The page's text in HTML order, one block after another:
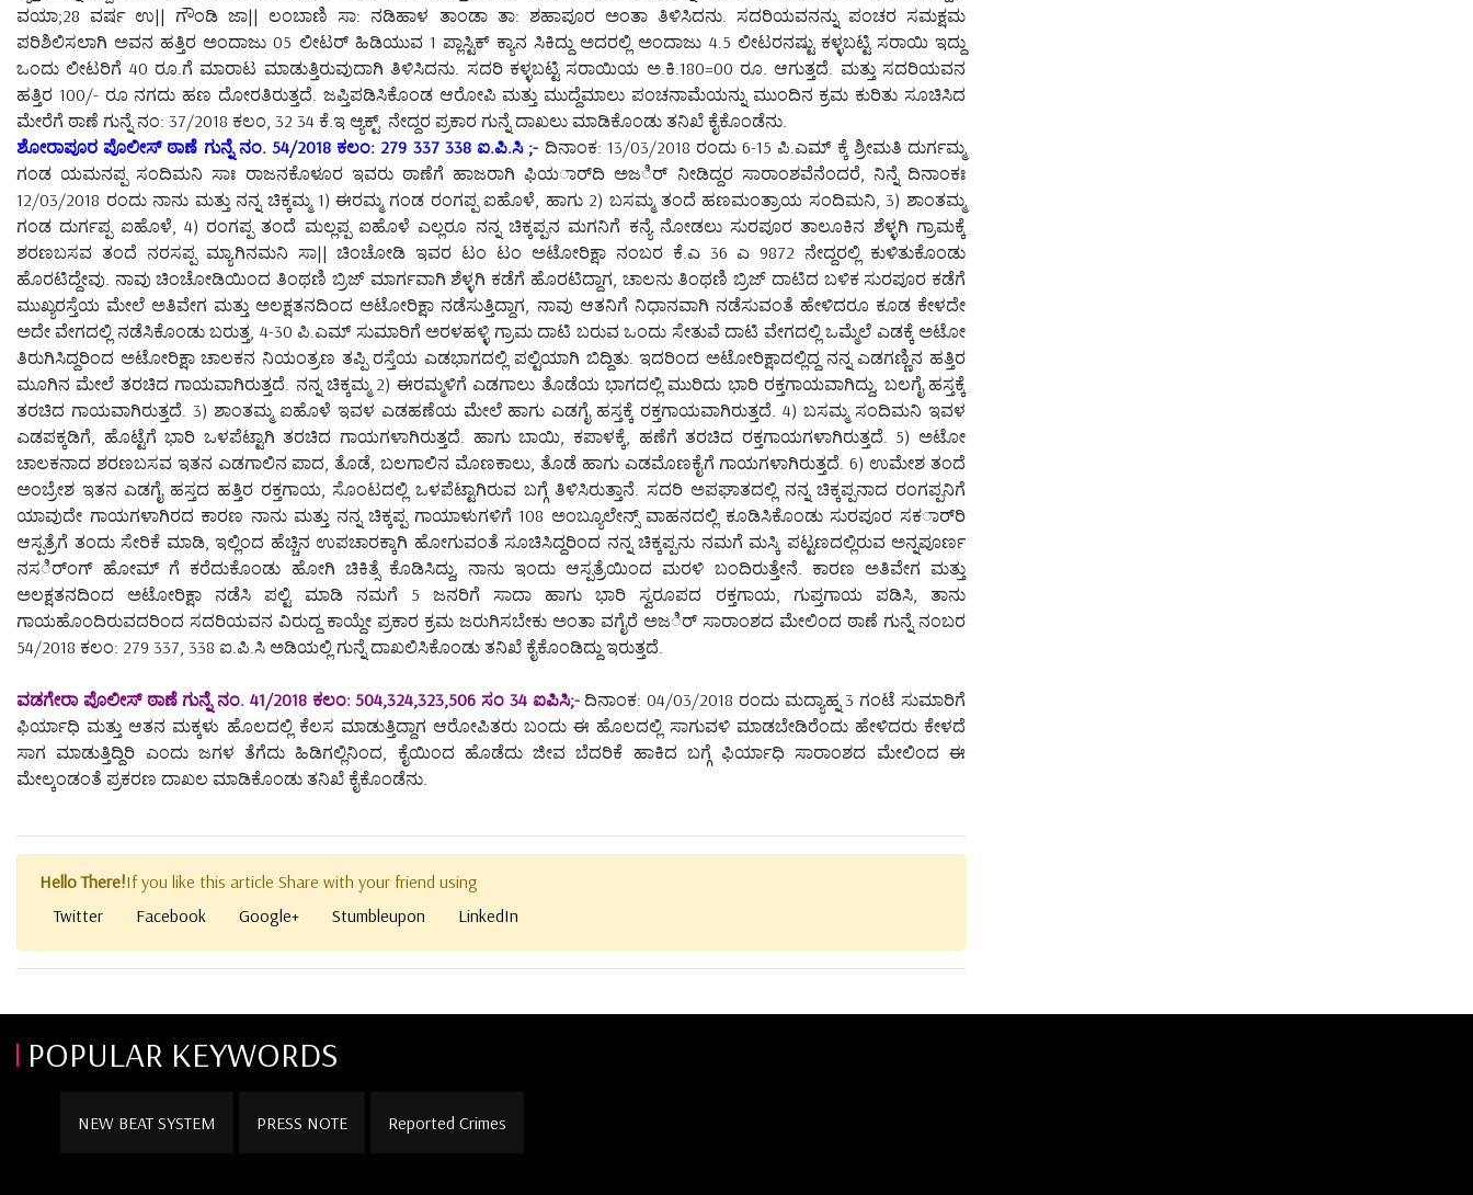
ವಯಾ;28 ವರ್ಷ ಉ|| ಗೌಂಡಿ ಜಾ|| ಲಂಬಾಣಿ ಸಾ: ನಡಿಹಾಳ ತಾಂಡಾ ತಾ: ಶಹಾಪೂರ ಅಂತಾ ತಿಳಿಸಿದನು. ಸದರಿಯವನನ್ನು ಪಂಚರ ಸಮಕ್ಷಮ
ಪರಿಶಿಲಿಸಲಾಗಿ ಅವನ ಹತ್ತಿರ ಅಂದಾಜು 05 ಲೀಟರ್ ಹಿಡಿಯುವ 1 ಪ್ಲಾಸ್ಟಿಕ್ ಕ್ಯಾನ ಸಿಕಿದ್ದು ಅದರಲ್ಲಿ ಅಂದಾಜು 4.5 ಲೀಟರನಷ್ಟು ಕಳ್ಳಬಟ್ಟಿ ಸರಾಯಿ ಇದ್ದು
ಒಂದು ಲೀಟರಿಗೆ 40 ರೂ.ಗೆ ಮಾರಾಟ ಮಾಡುತ್ತಿರುವುದಾಗಿ ತಿಳಿಸಿದನು. ಸದರಿ ಕಳ್ಳಬಟ್ಟಿ ಸರಾಯಿಯ ಅ.ಕಿ.180=00 ರೂ. ಆಗುತ್ತದೆ. ಮತ್ತು ಸದರಿಯವನ
ಹತ್ತಿರ 100/- ರೂ ನಗದು ಹಣ ದೋರತಿರುತ್ತದೆ. ಜಪ್ತಿಪಡಿಸಿಕೊಂಡ ಆರೋಪಿ ಮತ್ತು ಮುದ್ದೆಮಾಲು ಪಂಚನಾಮೆಯನ್ನು ಮುಂದಿನ ಕ್ರಮ ಕುರಿತು ಸೂಚಿಸಿದ
ಮೇರೆಗೆ ಠಾಣೆ ಗುನ್ನೆ ನಂ: 37/2018 ಕಲಂ, 32 34 ಕೆ.ಇ ಆ್ಯಕ್ಟ್ ನೇದ್ದರ ಪ್ರಕಾರ ಗುನ್ನೆ ದಾಖಲು ಮಾಡಿಕೊಂಡು ತನಿಖೆ ಕೈಕೊಂಡೆನು.
ಶೋರಾಪೂರ ಪೊಲೀಸ್ ಠಾಣೆ ಗುನ್ನೆ ನಂ. 54/2018 ಕಲಂ: 279 337 338 ಐ.ಪಿ.ಸಿ ;- ದಿನಾಂಕ: 13/03/2018 ರಂದು 6-15 ಪಿ.ಎಮ್ ಕ್ಕೆ ಶ್ರೀಮತಿ ದುರ್ಗಮ್ಮ
ಗಂಡ ಯಮನಪ್ಪ ಸಂದಿಮನಿ ಸಾಃ ರಾಜನಕೊಳೂರ ಇವರು ಠಾಣೆಗೆ ಹಾಜರಾಗಿ ಫಿಯರ್ಾದಿ ಅಜರ್ಿ ನೀಡಿದ್ದರ ಸಾರಾಂಶವೆನೆಂದರೆ, ನಿನ್ನೆ ದಿನಾಂಕಃ
12/03/2018 ರಂದು ನಾನು ಮತ್ತು ನನ್ನ ಚಿಕ್ಕಮ್ಮ 1) ಈರಮ್ಮ ಗಂಡ ರಂಗಪ್ಪ ಐಹೊಳೆ, ಹಾಗು 2) ಬಸಮ್ಮ ತಂದೆ ಹಣಮಂತ್ರಾಯ ಸಂದಿಮನಿ, 3) ಶಾಂತಮ್ಮ
ಗಂಡ ದುರ್ಗಪ್ಪ ಐಹೊಳೆ, 4) ರಂಗಪ್ಪ ತಂದೆ ಮಲ್ಲಪ್ಪ ಐಹೊಳೆ ಎಲ್ಲರೂ ನನ್ನ ಚಿಕ್ಕಪ್ಪನ ಮಗನಿಗೆ ಕನ್ಯೆ ನೋಡಲು ಸುರಪೂರ ತಾಲೂಕಿನ ಶೆಳ್ಳಗಿ ಗ್ರಾಮಕ್ಕೆ
ಶರಣಬಸವ ತಂದೆ ನರಸಪ್ಪ ಮ್ಯಾಗಿನಮನಿ ಸಾ|| ಚಿಂಚೋಡಿ ಇವರ ಟಂ ಟಂ ಅಟೋರಿಕ್ಷಾ ನಂಬರ ಕೆ.ಎ 36 ಎ 9872 ನೇದ್ದರಲ್ಲಿ ಕುಳಿತುಕೊಂಡು
ಹೊರಟಿದ್ದೇವು. ನಾವು ಚಿಂಚೋಡಿಯಿಂದ ತಿಂಥಣಿ ಬ್ರಿಜ್ ಮಾರ್ಗವಾಗಿ ಶೆಳ್ಳಗಿ ಕಡೆಗೆ ಹೊರಟಿದ್ದಾಗ, ಚಾಲನು ತಿಂಥಣಿ ಬ್ರಿಜ್ ದಾಟಿದ ಬಳಿಕ ಸುರಪೂರ ಕಡೆಗೆ
ಮುಖ್ಯರಸ್ತೆಯ ಮೇಲೆ ಅತಿವೇಗ ಮತ್ತು ಅಲಕ್ಷತನದಿಂದ ಅಟೋರಿಕ್ಷಾ ನಡೆಸುತ್ತಿದ್ದಾಗ, ನಾವು ಆತನಿಗೆ ನಿಧಾನವಾಗಿ ನಡೆಸುವಂತೆ ಹೇಳಿದರೂ ಕೂಡ ಕೇಳದೇ
ಅದೇ ವೇಗದಲ್ಲಿ ನಡೆಸಿಕೊಂಡು ಬರುತ್ತ, 4-30 ಪಿ.ಎಮ್ ಸುಮಾರಿಗೆ ಅರಳಹಳ್ಳಿ ಗ್ರಾಮ ದಾಟಿ ಬರುವ ಒಂದು ಸೇತುವೆ ದಾಟಿ ವೇಗದಲ್ಲಿ ಒಮ್ಮೆಲೆ ಎಡಕ್ಕೆ ಅಟೋ
ತಿರುಗಿಸಿದ್ದರಿಂದ ಅಟೋರಿಕ್ಷಾ ಚಾಲಕನ ನಿಯಂತ್ರಣ ತಪ್ಪಿ ರಸ್ತೆಯ ಎಡಭಾಗದಲ್ಲಿ ಪಲ್ಟಿಯಾಗಿ ಬಿದ್ದಿತು. ಇದರಿಂದ ಅಟೋರಿಕ್ಷಾದಲ್ಲಿದ್ದ ನನ್ನ ಎಡಗಣ್ಣಿನ ಹತ್ತಿರ
ಮೂಗಿನ ಮೇಲೆ ತರಚಿದ ಗಾಯವಾಗಿರುತ್ತದೆ. ನನ್ನ ಚಿಕ್ಕಮ್ಮ 2) ಈರಮ್ಮಳಿಗೆ ಎಡಗಾಲು ತೊಡೆಯ ಭಾಗದಲ್ಲಿ ಮುರಿದು ಭಾರಿ ರಕ್ತಗಾಯವಾಗಿದ್ದು, ಬಲಗೈ ಹಸ್ತಕ್ಕೆ
ತರಚಿದ ಗಾಯವಾಗಿರುತ್ತದೆ. 3) ಶಾಂತಮ್ಮ ಐಹೊಳೆ ಇವಳ ಎಡಹಣೆಯ ಮೇಲೆ ಹಾಗು ಎಡಗೈ ಹಸ್ತಕ್ಕೆ ರಕ್ತಗಾಯವಾಗಿರುತ್ತದೆ. 4) ಬಸಮ್ಮ ಸಂದಿಮನಿ ಇವಳ
ಎಡಪಕ್ಕಡಿಗೆ, ಹೊಟ್ಟೆಗೆ ಭಾರಿ ಒಳಪೆಟ್ಟಾಗಿ ತರಚಿದ ಗಾಯಗಳಾಗಿರುತ್ತದೆ. ಹಾಗು ಬಾಯಿ, ಕಪಾಳಕ್ಕೆ, ಹಣೆಗೆ ತರಚಿದ ರಕ್ತಗಾಯಗಳಾಗಿರುತ್ತದೆ. 5) ಅಟೋ
ಚಾಲಕನಾದ ಶರಣಬಸವ ಇತನ ಎಡಗಾಲಿನ ಪಾದ, ತೊಡೆ, ಬಲಗಾಲಿನ ಮೊಣಕಾಲು, ತೊಡೆ ಹಾಗು ಎಡಮೊಣಕೈಗೆ ಗಾಯಗಳಾಗಿರುತ್ತದೆ. 6) ಉಮೇಶ ತಂದೆ
ಅಂಬ್ರೇಶ ಇತನ ಎಡಗೈ ಹಸ್ತದ ಹತ್ತಿರ ರಕ್ತಗಾಯ, ಸೊಂಟದಲ್ಲಿ ಒಳಪೆಟ್ಟಾಗಿರುವ ಬಗ್ಗೆ ತಿಳಿಸಿರುತ್ತಾನೆ. ಸದರಿ ಅಪಘಾತದಲ್ಲಿ ನನ್ನ ಚಿಕ್ಕಪ್ಪನಾದ ರಂಗಪ್ಪನಿಗೆ
ಯಾವುದೇ ಗಾಯಗಳಾಗಿರದ ಕಾರಣ ನಾನು ಮತ್ತು ನನ್ನ ಚಿಕ್ಕಪ್ಪ ಗಾಯಾಳುಗಳಿಗೆ 108 ಅಂಬ್ಯೂಲೇನ್ಸ್ ವಾಹನದಲ್ಲಿ ಕೂಡಿಸಿಕೊಂಡು ಸುರಪೂರ ಸಕರ್ಾರಿ
ಆಸ್ಪತ್ರೆಗೆ ತಂದು ಸೇರಿಕೆ ಮಾಡಿ, ಇಲ್ಲಿಂದ ಹೆಚ್ಚಿನ ಉಪಚಾರಕ್ಕಾಗಿ ಹೋಗುವಂತೆ ಸೂಚಿಸಿದ್ದರಿಂದ ನನ್ನ ಚಿಕ್ಕಪ್ಪನು ನಮಗೆ ಮಸ್ಕಿ ಪಟ್ಟಣದಲ್ಲಿರುವ ಅನ್ನಪೂರ್ಣ
ನಸರ್ಿಂಗ್ ಹೋಮ್ ಗೆ ಕರೆದುಕೊಂಡು ಹೋಗಿ ಚಿಕಿತ್ಸೆ ಕೊಡಿಸಿದ್ದು, ನಾನು ಇಂದು ಆಸ್ಪತ್ರೆಯಿಂದ ಮರಳಿ ಬಂದಿರುತ್ತೇನೆ. ಕಾರಣ ಅತಿವೇಗ ಮತ್ತು
ಅಲಕ್ಷತನದಿಂದ ಅಟೋರಿಕ್ಷಾ ನಡೆಸಿ ಪಲ್ಟಿ ಮಾಡಿ ನಮಗೆ 5 ಜನರಿಗೆ ಸಾದಾ ಹಾಗು ಭಾರಿ ಸ್ವರೂಪದ ರಕ್ತಗಾಯ, ಗುಪ್ತಗಾಯ ಪಡಿಸಿ, ತಾನು
ಗಾಯಹೊಂದಿರುವದರಿಂದ ಸದರಿಯವನ ವಿರುದ್ದ ಕಾಯ್ದೇ ಪ್ರಕಾರ ಕ್ರಮ ಜರುಗಿಸಬೇಕು ಅಂತಾ ವಗೈರೆ ಅಜರ್ಿ ಸಾರಾಂಶದ ಮೇಲಿಂದ ಠಾಣೆ ಗುನ್ನೆ ನಂಬರ
54/2018 ಕಲಂ: 279 337, 338 ಐ.ಪಿ.ಸಿ ಅಡಿಯಲ್ಲಿ ಗುನ್ನೆ ದಾಖಲಿಸಿಕೊಂಡು ತನಿಖೆ ಕೈಕೊಂಡಿದ್ದು ಇರುತ್ತದೆ.
ವಡಗೇರಾ ಪೊಲೀಸ್ ಠಾಣೆ ಗುನ್ನೆ ನಂ. 41/2018 ಕಲಂ: 504,324,323,506 ಸಂ 34 ಐಪಿಸಿ;- ದಿನಾಂಕ: 04/03/2018 ರಂದು ಮದ್ಯಾಹ್ನ 3 ಗಂಟೆ ಸುಮಾರಿಗೆ
ಫಿರ್ಯಾಧಿ ಮತ್ತು ಆತನ ಮಕ್ಕಳು ಹೊಲದಲ್ಲಿ ಕೆಲಸ ಮಾಡುತ್ತಿದ್ದಾಗ ಆರೋಪಿತರು ಬಂದು ಈ ಹೊಲದಲ್ಲಿ ಸಾಗುವಳಿ ಮಾಡಬೇಡಿರೆಂದು ಹೇಳಿದರು ಕೇಳದೆ
ಸಾಗ ಮಾಡುತ್ತಿದ್ದಿರಿ ಎಂದು ಜಗಳ ತೆಗೆದು ಹಿಡಿಗಲ್ಲಿನಿಂದ, ಕೈಯಿಂದ ಹೊಡೆದು ಜೀವ ಬೆದರಿಕೆ ಹಾಕಿದ ಬಗ್ಗೆ ಫಿರ್ಯಾಧಿ ಸಾರಾಂಶದ ಮೇಲಿಂದ ಈ
ಮೇಲ್ಕಂಡಂತೆ ಪ್ರಕರಣ ದಾಖಲ ಮಾಡಿಕೊಂಡು ತನಿಖೆ ಕೈಕೊಂಡೆನು.
Hello There!If you like this article Share with your friend using
Twitter
Facebook Google+ Stumbleupon LinkedIn
POPULAR KEYWORDS
NEW BEAT SYSTEM PRESS NOTE Reported Crimes